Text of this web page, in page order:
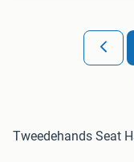
Tweedehands Seat